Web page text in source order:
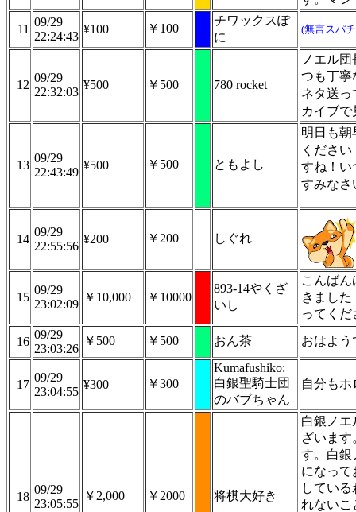
11
09/29
22:24:43
¥100 ￥100
チワックスぽ
に
(無言スパ
12
09/29
22:32:03
¥500 ￥500 780 rocket
ノエル
つも丁寧
ネタ送っ
カイブで
13
09/29
22:43:49
¥500 ￥500 ともよし
明日も朝
くださ
すね！い
すみなさ
14
09/29
22:55:56
¥200 ￥200 しぐれ
15
09/29
23:02:09
￥10,000 ￥10000
893-14やくざ
いし
こんば
きまし
ってくだ
16
09/29
23:03:26
￥500 ￥500 おん茶 おはよう
17
09/29
23:04:55
¥300 ￥300
Kumafushiko:
白銀聖騎士団
のバブちゃん
自分も
18
09/29
23:05:55
￥2,000 ￥2000 将棋大好き
白銀ノエ
ざいま
す。白銀
になって
してい
れないこ